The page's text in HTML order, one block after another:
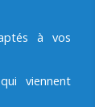
à vos
viennent